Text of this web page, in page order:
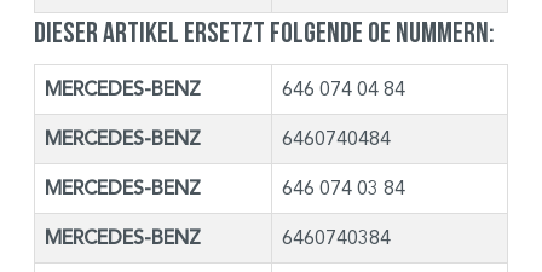
Dieser Artikel ersetzt folgende OE Nummern:
MERCEDES-BENZ 646 074 04 84
MERCEDES-BENZ 6460740484
MERCEDES-BENZ 646 074 03 84
MERCEDES-BENZ 6460740384